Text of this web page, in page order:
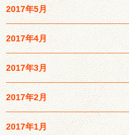
2017年5月
2017年4月
2017年3月
2017年2月
2017年1月